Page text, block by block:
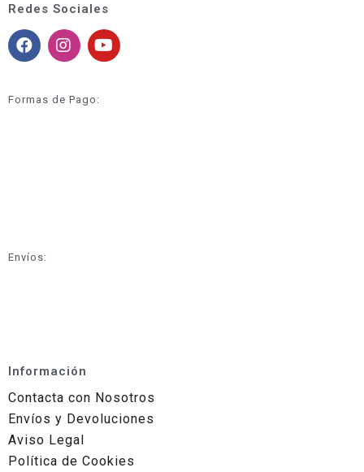
Redes Sociales
Formas de Pago:
Envíos:
Información
Contacta con Nosotros
Envíos y Devoluciones
Aviso Legal
Política de Cookies